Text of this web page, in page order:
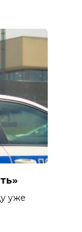
уже